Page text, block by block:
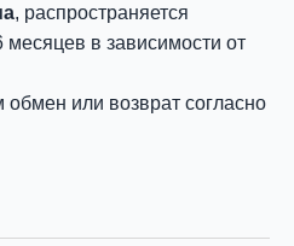
, распространяется
в зависимости от
или возврат согласно